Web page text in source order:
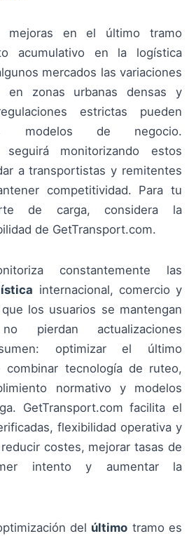
mejoras en el último tramo
acumulativo en la logística
mercados las variaciones
en zonas urbanas densas y
estrictas pueden
modelos de negocio.
seguirá monitorizando estos
a transportistas y remitentes
competitividad. Para tu
de carga, considera la
de GetTransport.com.
constantemente las
internacional, comercio y
los usuarios se mantengan
pierdan actualizaciones
optimizar el último
combinar tecnología de ruteo,
normativo y modelos
GetTransport.com facilita el
flexibilidad operativa y
costes, mejorar tasas de
intento y aumentar la
del último tramo es